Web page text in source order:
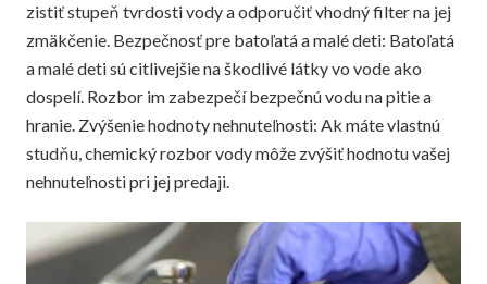
zistiť stupeň tvrdosti vody a odporučiť vhodný filter na jej
zmäkčenie. Bezpečnosť pre batoľatá a malé deti: Batoľatá
a malé deti sú citlivejšie na škodlivé látky vo vode ako
dospelí. Rozbor im zabezpečí bezpečnú vodu na pitie a
hranie. Zvýšenie hodnoty nehnuteľnosti: Ak máte vlastnú
studňu, chemický rozbor vody môže zvýšiť hodnotu vašej
nehnuteľnosti pri jej predaji.